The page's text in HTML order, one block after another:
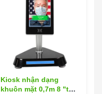
Kiosk nhận dạng
khuôn mặt 0,7m 8 "tự